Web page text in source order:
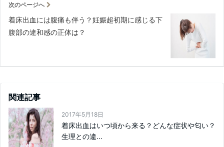
次のページへ
着床出血には腹痛も伴う？妊娠超初期に感じる下
腹部の違和感の正体は？
関連記事
2017年5月18日
着床出血はいつ頃から来る？どんな症状や匂い？
生理との違...